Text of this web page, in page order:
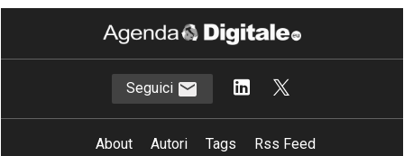
Seguici
About Autori Tags
Rss Feed